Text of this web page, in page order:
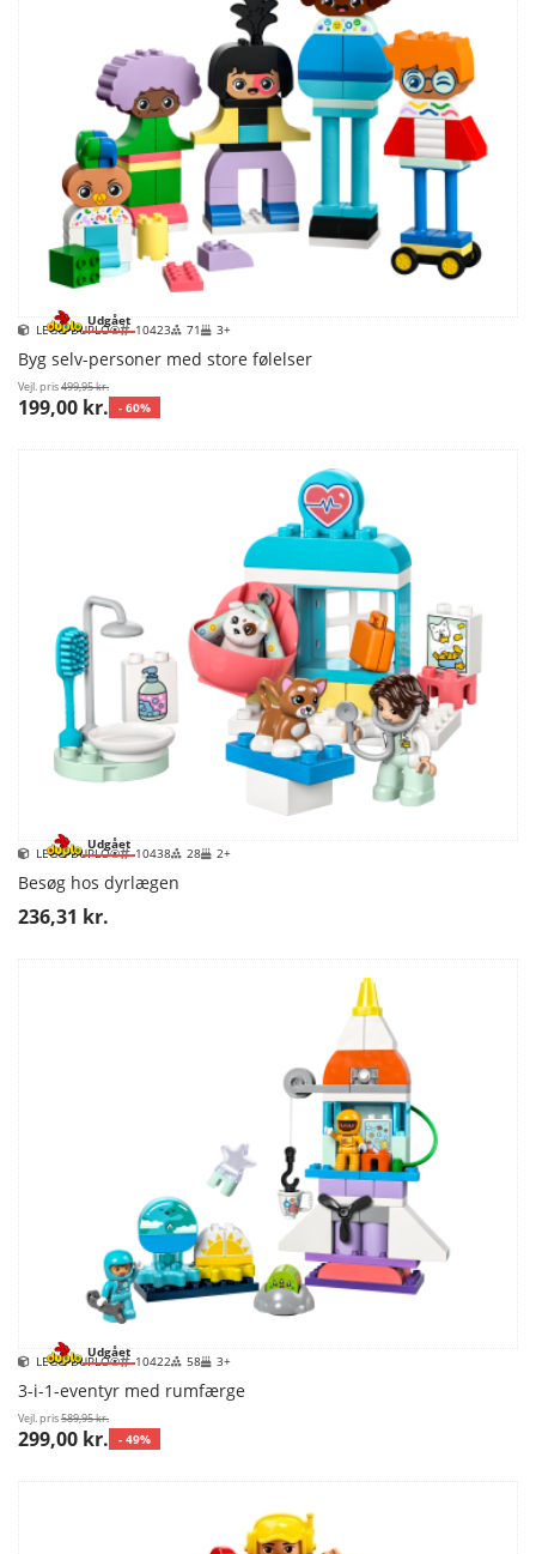
Udgået
LEGO DUPLO® 10423 71 3+
Byg selv-personer med store følelser
Vejl. pris499,95 kr.
199,00 kr. - 60%
Udgået
LEGO DUPLO® 10438 28 2+
Besøg hos dyrlægen
236,31 kr.
Udgået
LEGO DUPLO® 10422 58 3+
3-i-1-eventyr med rumfærge
Vejl. pris589,95 kr.
299,00 kr. - 49%